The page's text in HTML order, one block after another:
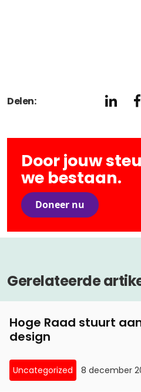
Delen:
Door jouw
we bestaan.
Doneer nu
Gerelateerde
Hoge Raad stuurt
design
Uncategorized 8 december